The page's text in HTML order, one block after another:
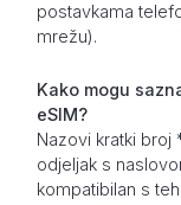
postavkama
mrežu).
Kako mogu
eSIM?
Nazovi kratki broj
odjeljak s
kompatibilan s